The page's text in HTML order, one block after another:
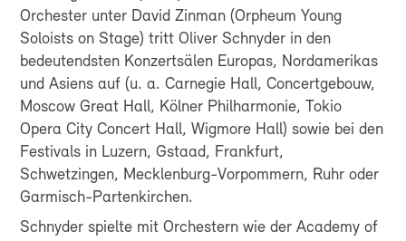
Orchester unter David Zinman (Orpheum Young
Soloists on Stage) tritt Oliver Schnyder in den
bedeutendsten Konzertsälen Europas, Nordamerikas
und Asiens auf (u. a. Carnegie Hall, Concertgebouw,
Moscow Great Hall, Kölner Philharmonie, Tokio
Opera City Concert Hall, Wigmore Hall) sowie bei den
Festivals in Luzern, Gstaad, Frankfurt,
Schwetzingen, Mecklenburg-Vorpommern, Ruhr oder
Garmisch-Partenkirchen.
Schnyder spielte mit Orchestern wie der Academy of